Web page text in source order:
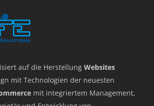
auf die Herstellung Websites
mit Technologien der neuesten
mit integriertem Management,